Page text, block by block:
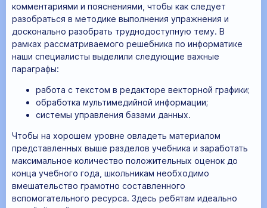
комментариями и пояснениями, чтобы как следует
разобраться в методике выполнения упражнения и
досконально разобрать труднодоступную тему. В
рамках рассматриваемого решебника по информатике
наши специалисты выделили следующие важные
параграфы:
работа с текстом в редакторе векторной графики;
обработка мультимедийной информации;
системы управления базами данных.
Чтобы на хорошем уровне овладеть материалом
представленных выше разделов учебника и заработать
максимальное количество положительных оценок до
конца учебного года, школьникам необходимо
вмешательство грамотно составленного
вспомогательного ресурса. Здесь ребятам идеально